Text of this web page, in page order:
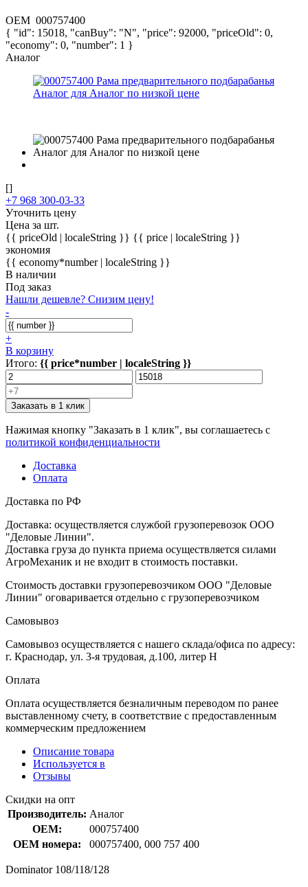
OEM 000757400
{ "id": 15018, "canBuy": "N", "price": 92000, "priceOld": 0,
"economy": 0, "number": 1 }
Аналог
[]
+7 968 300-03-33
Уточнить цену
Цена за шт.
{{ priceOld | localeString }} {{ price | localeString }}
экономия
{{ economy*number | localeString }}
В наличии
Под заказ
Нашли дешевле? Снизим цену!
-
+
В корзину
Итого: {{ price*number | localeString }}
Заказать в 1 клик
Нажимая кнопку "Заказать в 1 клик", вы соглашаетесь с
политикой конфиденциальности
Доставка
Оплата
Доставка по РФ
Доставка: осуществляется службой грузоперевозок ООО
"Деловые Линии".
Доставка груза до пункта приема осуществляется силами
АгроМеханик и не входит в стоимость поставки.
Стоимость доставки грузоперевозчиком ООО "Деловые
Линии" оговаривается отдельно с грузоперевозчиком
Самовывоз
Самовывоз осуществляется с нашего склада/офиса по адресу:
г. Краснодар, ул. 3-я трудовая, д.100, литер Н
Оплата
Оплата осуществляется безналичным переводом по ранее
выставленному счету, в соответствие с предоставленным
коммерческим предложением
Описание товара
Используется в
Отзывы
Скидки на опт
Производитель: Аналог
OEM:
000757400
OEM номера:
000757400, 000 757 400
Dominator 108/118/128